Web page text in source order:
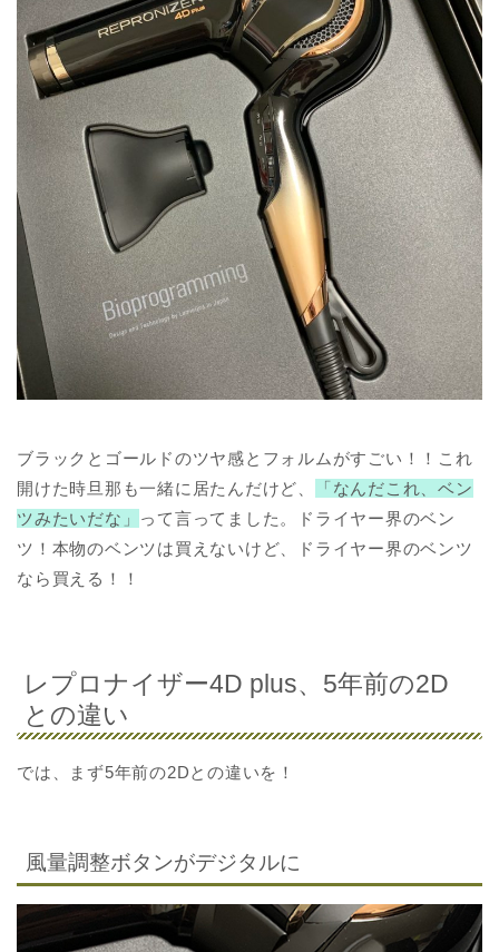
ブラックとゴールドのツヤ感とフォルムがすごい！！これ
開けた時旦那も一緒に居たんだけど、
「なんだこれ、ベン
ツみたいだな」 って言ってました。ドライヤー界のベン
ツ！本物のベンツは買えないけど、ドライヤー界のベンツ
なら買える！！
レプロナイザー4D plus、5年前の2D
との違い
では、まず5年前の2Dとの違いを！
風量調整ボタンがデジタルに